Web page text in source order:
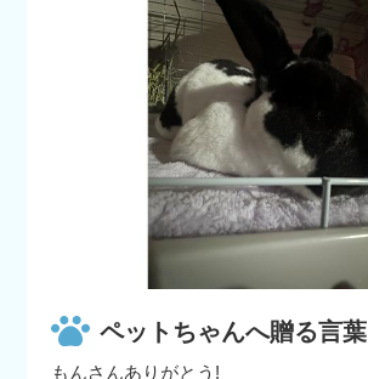
ペットちゃんへ贈る言葉
もんさんありがとう!